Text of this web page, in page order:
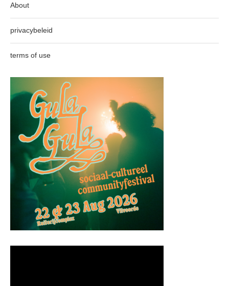
About
privacybeleid
terms of use